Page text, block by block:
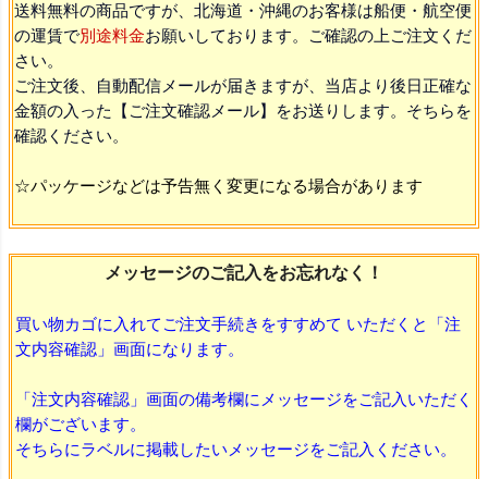
送料無料の商品ですが、北海道・沖縄のお客様は船便・航空便
の運賃で別途料金お願いしております。ご確認の上ご注文くだ
さい。
ご注文後、自動配信メールが届きますが、当店より後日正確な
金額の入った【ご注文確認メール】をお送りします。そちらを
確認ください。
☆パッケージなどは予告無く変更になる場合があります
メッセージのご記入をお忘れなく！
買い物カゴに入れてご注文手続きをすすめて いただくと「注
文内容確認」画面になります。
「注文内容確認」画面の備考欄にメッセージをご記入いただく
欄がございます。
そちらにラベルに掲載したいメッセージをご記入ください。